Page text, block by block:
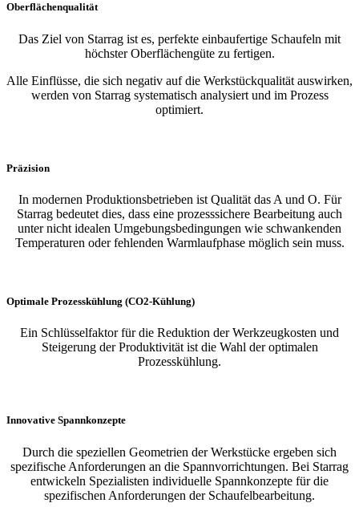
Oberflächenqualität
Das Ziel von Starrag ist es, perfekte einbaufertige Schaufeln mit
höchster Oberflächengüte zu fertigen.
Alle Einflüsse, die sich negativ auf die Werkstückqualität auswirken,
werden von Starrag systematisch analysiert und im Prozess
optimiert.
Präzision
In modernen Produktionsbetrieben ist Qualität das A und O. Für
Starrag bedeutet dies, dass eine prozesssichere Bearbeitung auch
unter nicht idealen Umgebungsbedingungen wie schwankenden
Temperaturen oder fehlenden Warmlaufphase möglich sein muss.
Optimale Prozesskühlung (CO2-Kühlung)
Ein Schlüsselfaktor für die Reduktion der Werkzeugkosten und
Steigerung der Produktivität ist die Wahl der optimalen
Prozesskühlung.
Innovative Spannkonzepte
Durch die speziellen Geometrien der Werkstücke ergeben sich
spezifische Anforderungen an die Spannvorrichtungen. Bei Starrag
entwickeln Spezialisten individuelle Spannkonzepte für die
spezifischen Anforderungen der Schaufelbearbeitung.